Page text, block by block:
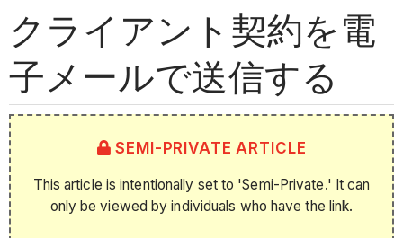
クライアント契約を電
子メールで送信する
SEMI-PRIVATE ARTICLE
This article is intentionally set to 'Semi-Private.' It can
only be viewed by individuals who have the link.